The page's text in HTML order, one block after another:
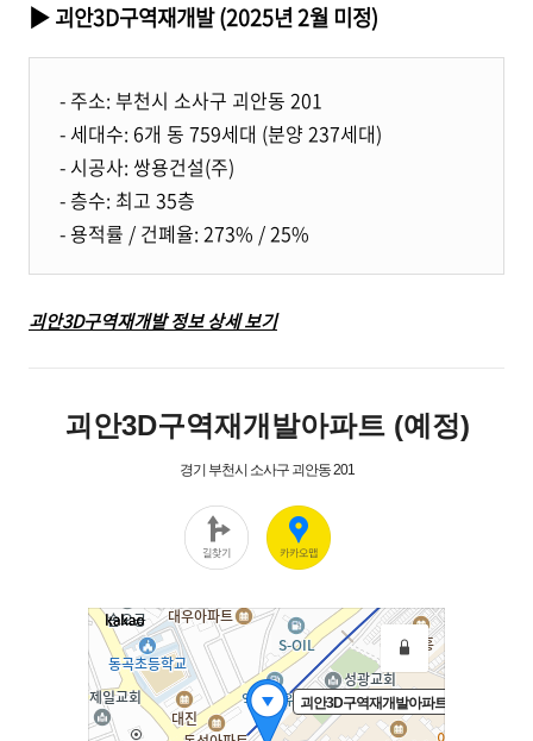
▶ 괴안3D구역재개발 (2025년 2월 미정)
- 주소: 부천시 소사구 괴안동 201
- 세대수: 6개 동 759세대 (분양 237세대)
- 시공사: 쌍용건설(주)
- 층수: 최고 35층
- 용적률 / 건폐율: 273% / 25%
괴안3D구역재개발 정보 상세 보기